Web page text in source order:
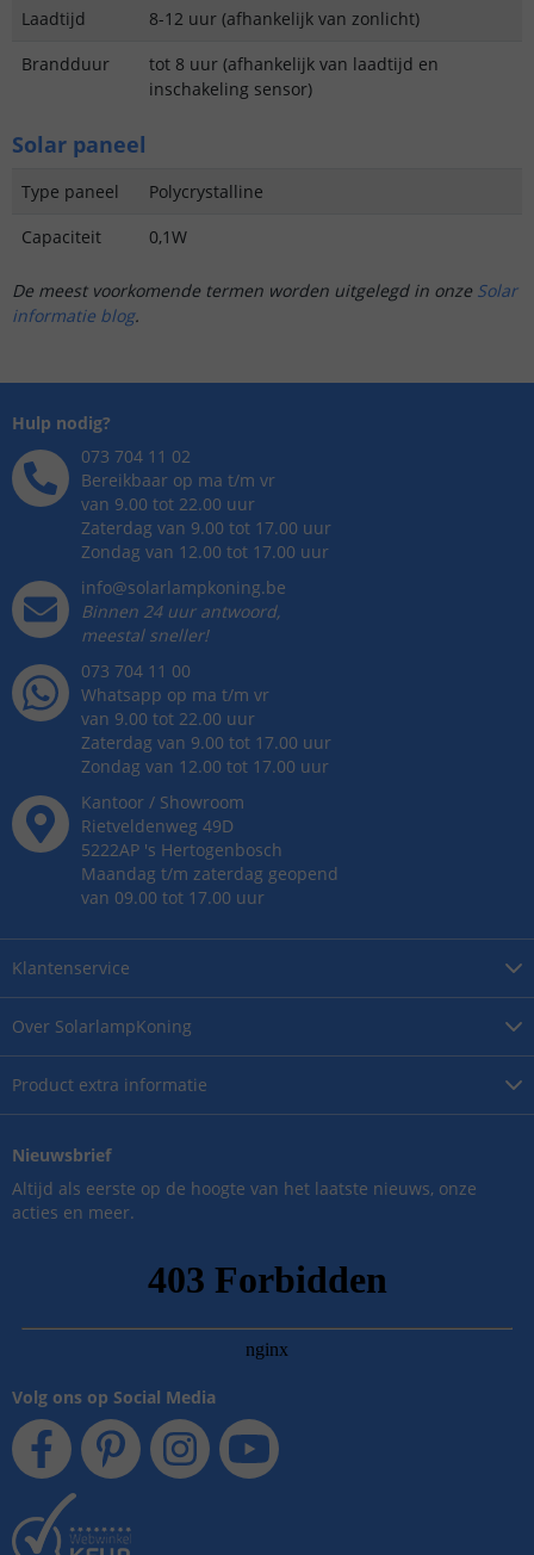
Laadtijd
8-12 uur (afhankelijk van zonlicht)
Brandduur
tot 8 uur (afhankelijk van laadtijd en
inschakeling sensor)
Solar paneel
Type paneel
Polycrystalline
Capaciteit
0,1W
De meest voorkomende termen worden uitgelegd in onze Solar
informatie blog.
Over SolarlampKoning
Product extra informatie
Klantenservice
Hulp nodig?
073 704 11 02
Bereikbaar op ma t/m vr
van 9.00 tot 22.00 uur
Zaterdag van 9.00 tot 17.00 uur
Zondag van 12.00 tot 17.00 uur
info@solarlampkoning.be
Binnen 24 uur antwoord,
meestal sneller!
073 704 11 00
Whatsapp op ma t/m vr
van 9.00 tot 22.00 uur
Zaterdag van 9.00 tot 17.00 uur
Zondag van 12.00 tot 17.00 uur
Kantoor / Showroom
Rietveldenweg 49D
5222AP 's Hertogenbosch
Maandag t/m zaterdag geopend
van 09.00 tot 17.00 uur
Nieuwsbrief
Altijd als eerste op de hoogte van het laatste nieuws, onze
acties en meer.
Volg ons op Social Media